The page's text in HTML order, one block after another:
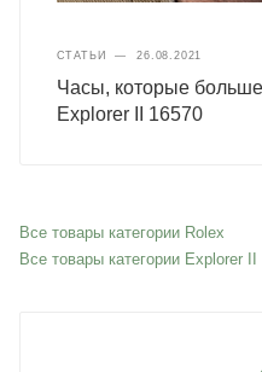
СТАТЬИ — 26.08.2021
Часы, которые
Explorer II 16570
Все товары категории Rolex
Все товары категории Explorer II